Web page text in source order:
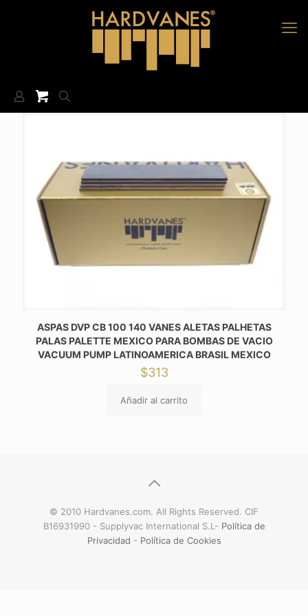
ASPAS DVP CB 100 140 VANES ALETAS PALHETAS
PALAS PALETTE MEXICO PARA BOMBAS DE VACIO
VACUUM PUMP LATINOAMERICA BRASIL MEXICO
$313
Añadir al carrito
© 2010 Hardvanes.com. All Rights Reserved. CIF
B16931990 - Supplyvac International S.L- Política de
Privacidad - Política de Cookies